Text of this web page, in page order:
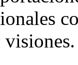
visiones.